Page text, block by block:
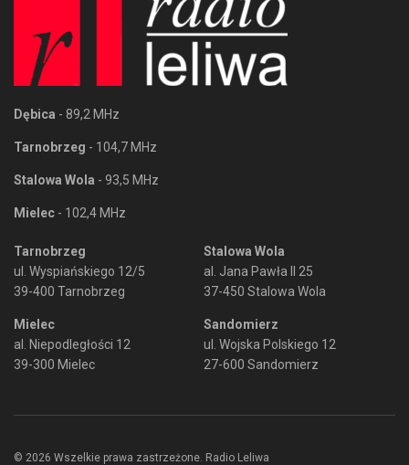
Dębica - 89,2 MHz
Tarnobrzeg - 104,7 MHz
Stalowa Wola - 93,5 MHz
Mielec - 102,4 MHz
Tarnobrzeg
ul. Wyspiańskiego 12/5
39-400 Tarnobrzeg
Mielec
al. Niepodległości 12
39-300 Mielec
Stalowa Wola
al. Jana Pawła II 25
37-450 Stalowa Wola
Sandomierz
ul. Wojska Polskiego 12
27-600 Sandomierz
© 2026 Wszelkie prawa zastrzeżone. Radio Leliwa